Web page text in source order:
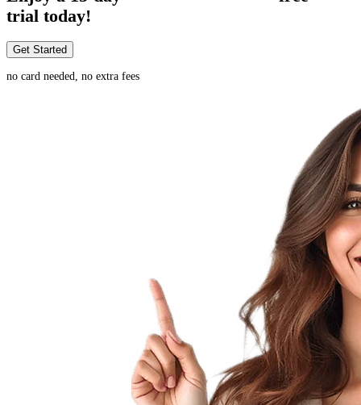
trial today!
Get Started
no card needed, no extra fees